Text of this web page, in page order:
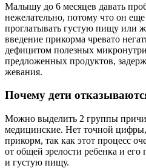
Малышу до 6 месяцев давать
нежелательно, потому что он
проглатывать густую пищу или
введение прикорма чревато
дефицитом полезных
предложенных продуктов,
жевания.
Почему дети
Можно выделить 2 группы
медицинские. Нет точной
прикорм, так как этот процесс
от общей зрелости ребенка и его
и густую пищу.